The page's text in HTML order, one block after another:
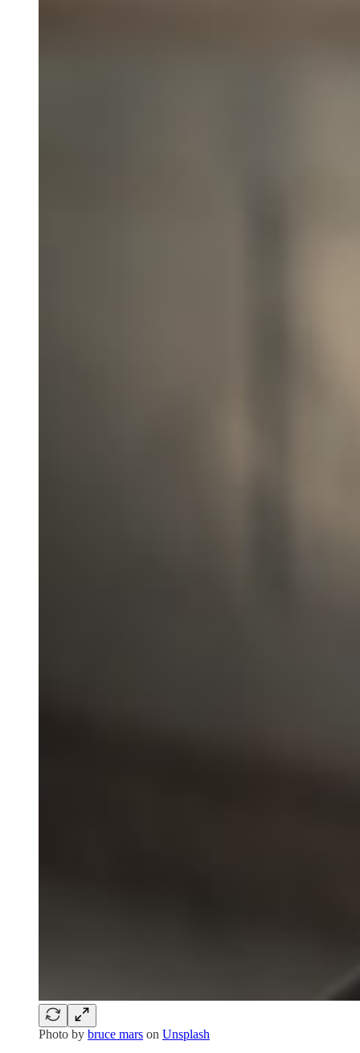
Photo by bruce mars on Unsplash